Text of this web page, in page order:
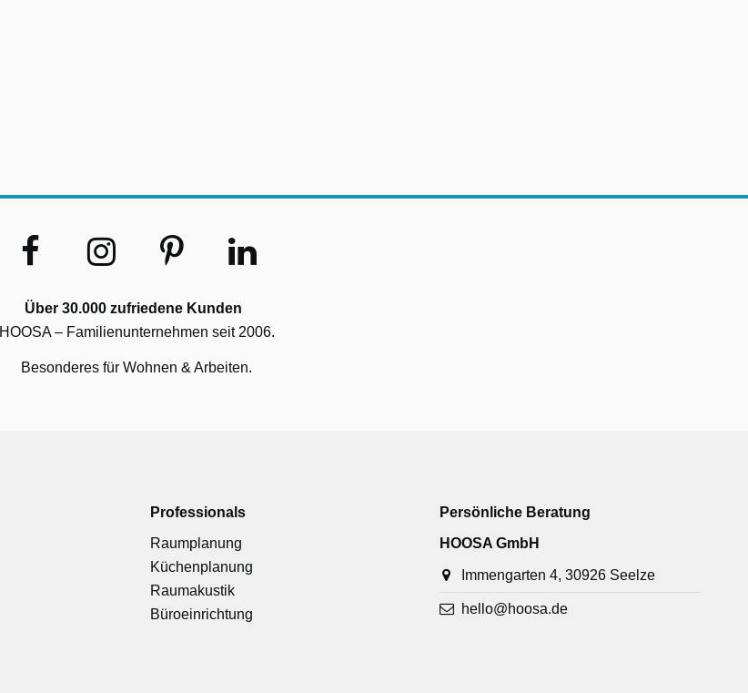
Über 30.000 zufriedene Kunden
HOOSA – Familienunternehmen seit 2006.
Besonderes für Wohnen & Arbeiten.
Professionals
Raumplanung
Küchenplanung
Raumakustik
Büroeinrichtung
Persönliche Beratung
HOOSA GmbH
Immengarten 4, 30926 Seelze
hello@hoosa.de